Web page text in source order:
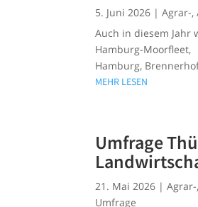
5. Juni 2026 |Agrar-,
Auch in diesem Jahr
Hamburg-Moorfleet,
Hamburg,
MEHR LESEN
Umfrage
21. Mai 2026 |Agrar-
Umfrage